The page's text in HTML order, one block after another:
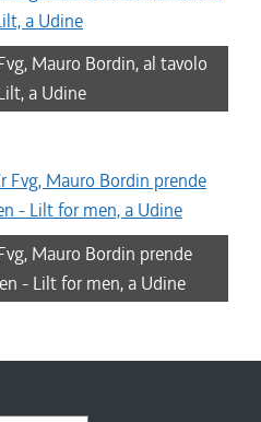
Mauro Bordin, al tavolo
a Udine
Mauro Bordin prende
- Lilt for men, a Udine